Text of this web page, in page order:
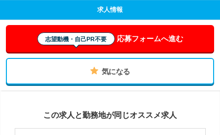
求人情報
志望動機・自己PR不要 応募フォームへ進む
気になる
この求人と勤務地が同じオススメ求人